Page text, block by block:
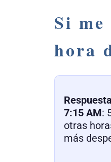
Si
hora
7:15 AM:
otras
más